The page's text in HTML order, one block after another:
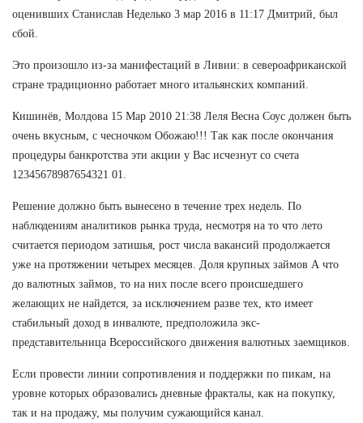
оценивших Станислав Неделько 3 мар 2016 в 11:17 Дмитрий, был
сбой.
Это произошло из-за манифестаций в Ливии: в североафриканской
стране традиционно работает много итальянских компаний.
Кишинёв, Молдова 15 Мар 2010 21:38 Леля Весна Соус должен быть
очень вкусным, с чесночком Обожаю!!! Так как после окончания
процедуры банкротства эти акции у Вас исчезнут со счета
12345678987654321 01.
Решение должно быть вынесено в течение трех недель. По
наблюдениям аналитиков рынка труда, несмотря на то что лето
считается периодом затишья, рост числа вакансий продолжается
уже на протяжении четырех месяцев. Доля крупных займов А что
до валютных займов, то на них после всего происшедшего
желающих не найдется, за исключением разве тех, кто имеет
стабильный доход в инвалюте, предположила экс-
представительница Всероссийского движения валютных заемщиков.
Если провести линии сопротивления и поддержки по пикам, на
уровне которых образовались дневные фракталы, как на покупку,
так и на продажу, мы получим сужающийся канал.